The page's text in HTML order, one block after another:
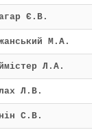
Є.В.
М.А.
Л.А.
Л.В.
С.В.